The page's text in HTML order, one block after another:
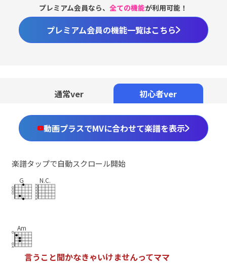
プレミアム会員なら、全ての機能が利用可能！
プレミアム会員の機能一覧はこちら
通常ver 初心者ver
動画プラスでMVに合わせて楽譜を表示
楽譜タップで自動スクロール開始
G N.C.
Am
言う こ と聞かなきゃいけませんってママ